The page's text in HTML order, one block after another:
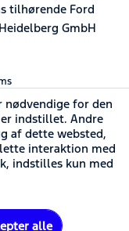
tilhørende Ford
GmbH
nødvendige for den
indstillet. Andre
af dette websted,
interaktion med
indstilles kun med
alle